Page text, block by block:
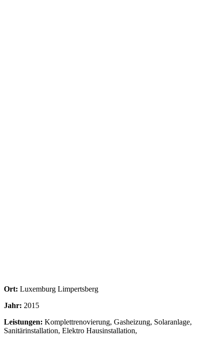
Ort: Luxemburg Limpertsberg
Jahr: 2015
Leistungen: Komplettrenovierung, Gasheizung, Solaranlage,
Sanitärinstallation, Elektro Hausinstallation,